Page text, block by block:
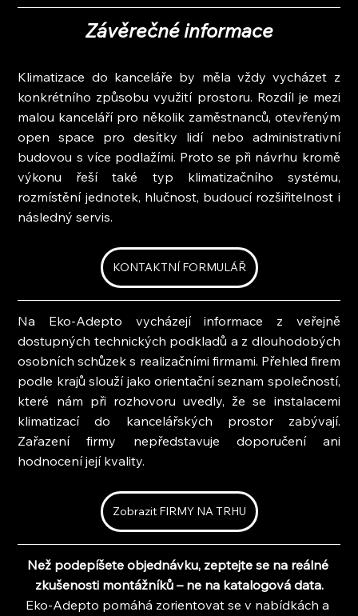
Závěrečné informace
Klimatizace do kanceláře by měla vždy vycházet z
konkrétního způsobu využití prostoru. Rozdíl je mezi
malou kanceláří pro několik zaměstnanců, otevřeným
open space pro desítky lidí nebo administrativní
budovou s více podlažími. Proto se při návrhu kromě
výkonu řeší také typ klimatizačního systému,
rozmístění jednotek, hlučnost, budoucí rozšiřitelnost i
následný servis.
KONTAKTNÍ FORMULÁŘ
Na Eko-Adepto vycházejí informace z veřejně
dostupných technických podkladů a z dlouhodobých
osobních schůzek s realizačními firmami. Přehled firem
podle krajů slouží jako orientační seznam společností,
které nám při rozhovoru uvedly, že se instalacemi
klimatizací do kancelářských prostor zabývají.
Zařazení firmy nepředstavuje doporučení ani
hodnocení její kvality.
Zobrazit FIRMY NA TRHU
Než podepíšete objednávku, zeptejte se na reálné
zkušenosti montážníků – ne na katalogová data.
Eko-Adepto pomáhá zorientovat se v nabídkách a